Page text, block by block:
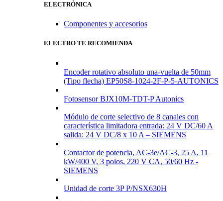
ELECTRÓNICA
Componentes y accesorios
ELECTRO TE RECOMIENDA
Encoder rotativo absoluto una-vuelta de 50mm
(Tipo flecha) EP50S8-1024-2F-P-5-AUTONICS
Fotosensor BJX10M-TDT-P Autonics
Módulo de corte selectivo de 8 canales con
característica limitadora entrada: 24 V DC/60 A
salida: 24 V DC/8 x 10 A – SIEMENS
Contactor de potencia, AC-3e/AC-3, 25 A, 11
kW/400 V, 3 polos, 220 V CA, 50/60 Hz -
SIEMENS
Unidad de corte 3P P/NSX630H